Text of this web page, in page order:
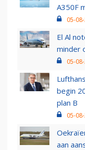
A350F
05-
El Al
minder
05-
begin
plan B
05-
aan